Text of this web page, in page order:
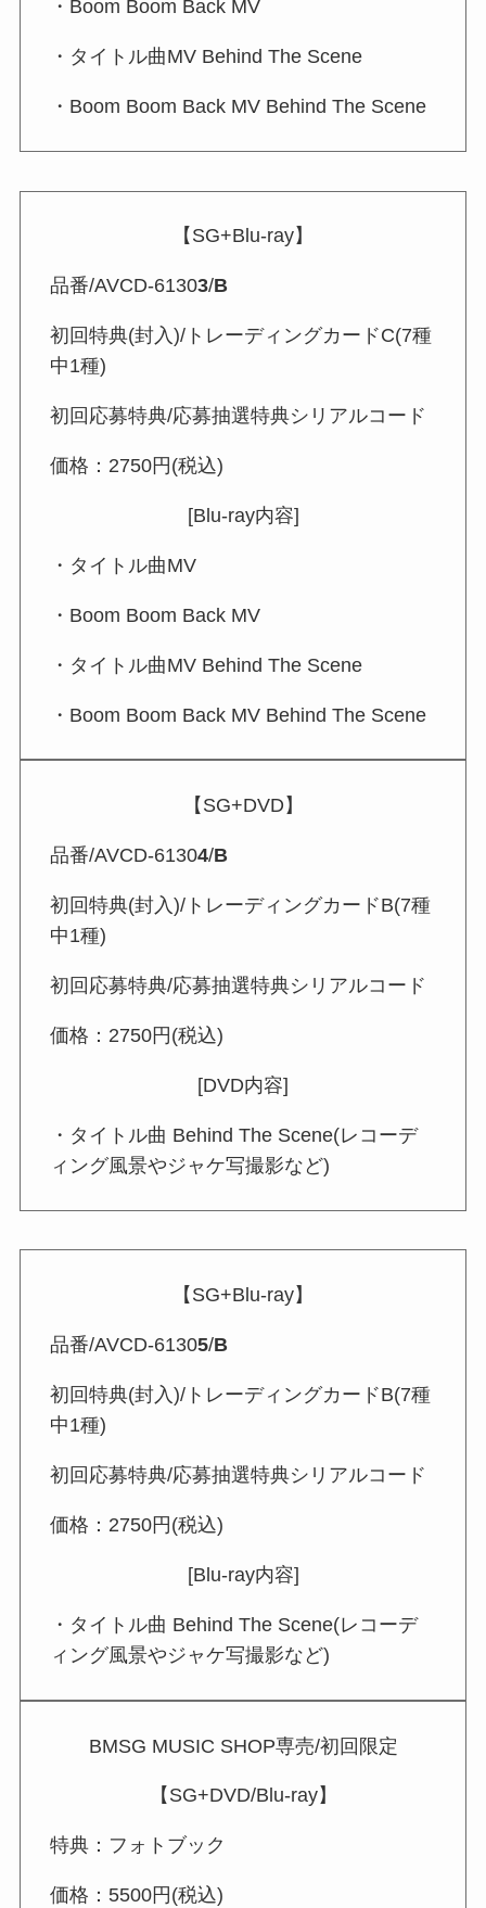
・Boom Boom Back MV
・タイトル曲MV Behind The Scene
・Boom Boom Back MV Behind The Scene
【SG+Blu-ray】
品番/AVCD-61303/B
初回特典(封入)/トレーディングカードC(7種
中1種)
初回応募特典/応募抽選特典シリアルコード
価格：2750円(税込)
[Blu-ray内容]
・タイトル曲MV
・Boom Boom Back MV
・タイトル曲MV Behind The Scene
・Boom Boom Back MV Behind The Scene
【SG+DVD】
品番/AVCD-61304/B
初回特典(封入)/トレーディングカードB(7種
中1種)
初回応募特典/応募抽選特典シリアルコード
価格：2750円(税込)
[DVD内容]
・タイトル曲 Behind The Scene(レコーデ
ィング風景やジャケ写撮影など)
【SG+Blu-ray】
品番/AVCD-61305/B
初回特典(封入)/トレーディングカードB(7種
中1種)
初回応募特典/応募抽選特典シリアルコード
価格：2750円(税込)
[Blu-ray内容]
・タイトル曲 Behind The Scene(レコーデ
ィング風景やジャケ写撮影など)
BMSG MUSIC SHOP専売/初回限定
【SG+DVD/Blu-ray】
特典：フォトブック
価格：5500円(税込)